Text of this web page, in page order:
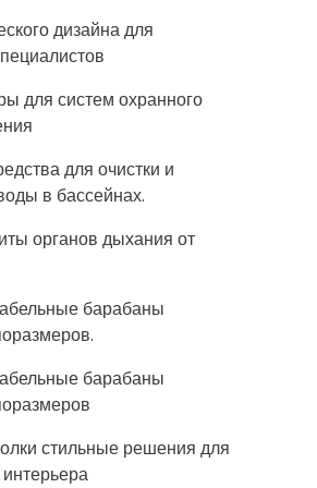
дизайна для
для систем охранного
для очистки и
в бассейнах.
органов дыхания от
барабаны
барабаны
стильные решения для